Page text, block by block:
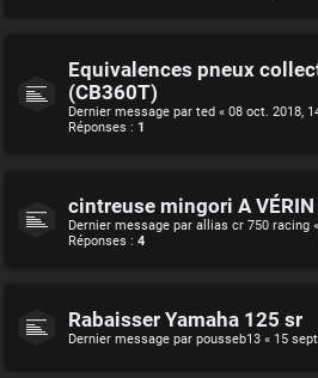
Equivalences pneux
(CB360T)
Dernier message par ted « 08 oct. 2018,
Réponses : 1
cintreuse mingori A VÉRIN
Dernier message par allias cr 750 racing «
Réponses : 4
Rabaisser Yamaha 125 sr
Dernier message par pousseb13 « 15